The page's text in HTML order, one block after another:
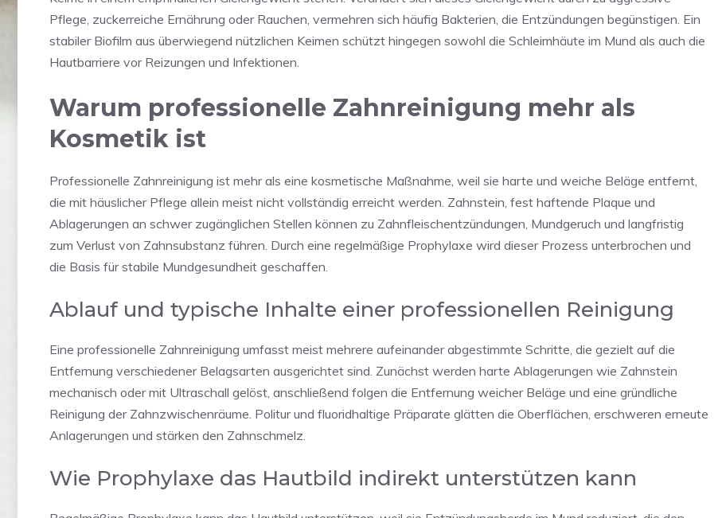
Pflege, zuckerreiche Ernährung oder Rauchen, vermehren sich häufig Bakterien, die Entzündungen begünstigen. Ein
stabiler Biofilm aus überwiegend nützlichen Keimen schützt hingegen sowohl die Schleimhäute im Mund als auch die
Hautbarriere vor Reizungen und Infektionen.
Warum professionelle Zahnreinigung mehr als
Kosmetik ist
Professionelle Zahnreinigung ist mehr als eine kosmetische Maßnahme, weil sie harte und weiche Beläge entfernt,
die mit häuslicher Pflege allein meist nicht vollständig erreicht werden. Zahnstein, fest haftende Plaque und
Ablagerungen an schwer zugänglichen Stellen können zu Zahnfleischentzündungen, Mundgeruch und langfristig
zum Verlust von Zahnsubstanz führen. Durch eine regelmäßige Prophylaxe wird dieser Prozess unterbrochen und
die Basis für stabile Mundgesundheit geschaffen.
Ablauf und typische Inhalte einer professionellen Reinigung
Eine professionelle Zahnreinigung umfasst meist mehrere aufeinander abgestimmte Schritte, die gezielt auf die
Entfernung verschiedener Belagsarten ausgerichtet sind. Zunächst werden harte Ablagerungen wie Zahnstein
mechanisch oder mit Ultraschall gelöst, anschließend folgen die Entfernung weicher Beläge und eine gründliche
Reinigung der Zahnzwischenräume. Politur und fluoridhaltige Präparate glätten die Oberflächen, erschweren erneute
Anlagerungen und stärken den Zahnschmelz.
Wie Prophylaxe das Hautbild indirekt unterstützen kann